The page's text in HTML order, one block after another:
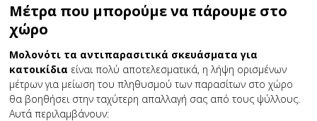
Μέτρα που μπορούμε να πάρουμε στο
χώρο
Μολονότι τα αντιπαρασιτικά σκευάσματα για
κατοικίδια είναι πολύ αποτελεσματικά, η λήψη ορισμένων
μέτρων για μείωση του πληθυσμού των παρασίτων στο χώρο
θα βοηθήσει στην ταχύτερη απαλλαγή σας από τους ψύλλους.
Αυτά περιλαμβάνουν: